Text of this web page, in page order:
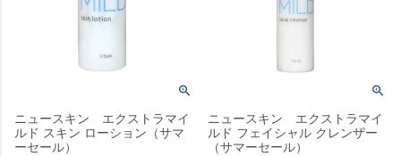
ニュースキン エクストラマイ
ルド スキン ローション（サマ
ーセール）
ニュースキン エクストラマイ
ルド フェイシャル クレンザー
（サマーセール）